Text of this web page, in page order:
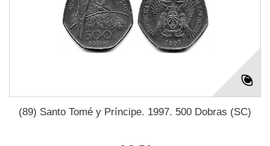
(89) Santo Tomé y Príncipe. 1997. 500 Dobras (SC)